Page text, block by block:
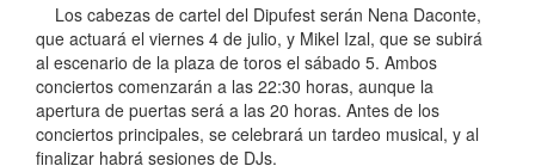
Los cabezas de cartel del Dipufest serán Nena Daconte,
que actuará el viernes 4 de julio, y Mikel Izal, que se subirá
al escenario de la plaza de toros el sábado 5. Ambos
conciertos comenzarán a las 22:30 horas, aunque la
apertura de puertas será a las 20 horas. Antes de los
conciertos principales, se celebrará un tardeo musical, y al
finalizar habrá sesiones de DJs.